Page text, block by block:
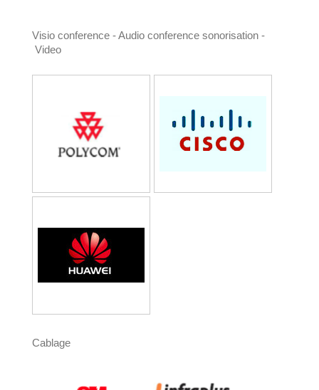
Visio conference - Audio conference sonorisation -
Video
Cablage